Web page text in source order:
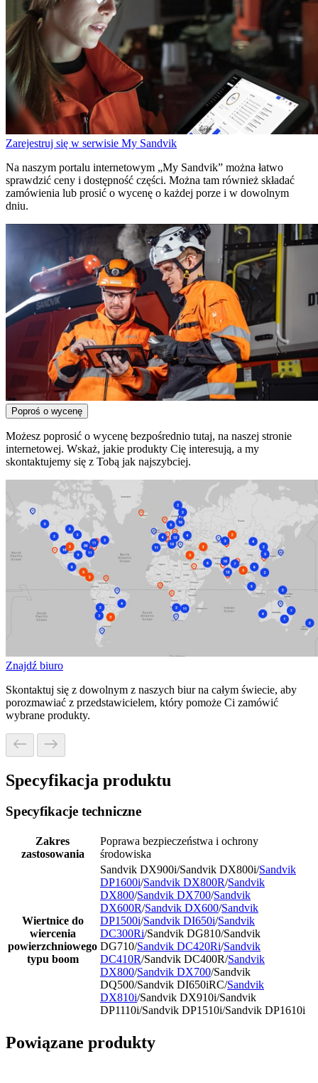
Zarejestruj się w serwisie My Sandvik
Na naszym portalu internetowym „My Sandvik” można łatwo
sprawdzić ceny i dostępność części. Można tam również składać
zamówienia lub prosić o wycenę o każdej porze i w dowolnym
dniu.
Poproś o wycenę
Możesz poprosić o wycenę bezpośrednio tutaj, na naszej stronie
internetowej. Wskaż, jakie produkty Cię interesują, a my
skontaktujemy się z Tobą jak najszybciej.
Znajdź biuro
Skontaktuj się z dowolnym z naszych biur na całym świecie, aby
porozmawiać z przedstawicielem, który pomoże Ci zamówić
wybrane produkty.
Specyfikacja produktu
Specyfikacje techniczne
Zakres
zastosowania
Poprawa bezpieczeństwa i ochrony
środowiska
Wiertnice do
wiercenia
powierzchniowego
typu boom
Sandvik DX900i/Sandvik DX800i/Sandvik
DP1600i/Sandvik DX800R/Sandvik
DX800/Sandvik DX700/Sandvik
DX600R/Sandvik DX600/Sandvik
DP1500i/Sandvik DI650i/Sandvik
DC300Ri/Sandvik DG810/Sandvik
DG710/Sandvik DC420Ri/Sandvik
DC410R/Sandvik DC400R/Sandvik
DX800/Sandvik DX700/Sandvik
DQ500/Sandvik DI650iRC/Sandvik
DX810i/Sandvik DX910i/Sandvik
DP1110i/Sandvik DP1510i/Sandvik DP1610i
Powiązane produkty